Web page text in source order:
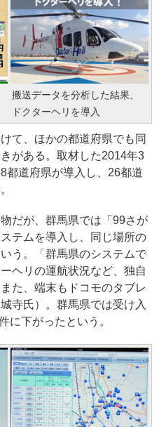
搬送データを分析した結果、
ドクターヘリを導入
て、ほかの都道府県でも同
がある。取材した2014年3
都道府県が導入し、26都道
だが、群馬県では「99さが
テムを導入し、同じ場所の
う。「群馬県のシステムで
ヘリの運航状況など、独自
た、端末もドコモのタブレ
寺氏）。群馬県では受け入
に下がったという。